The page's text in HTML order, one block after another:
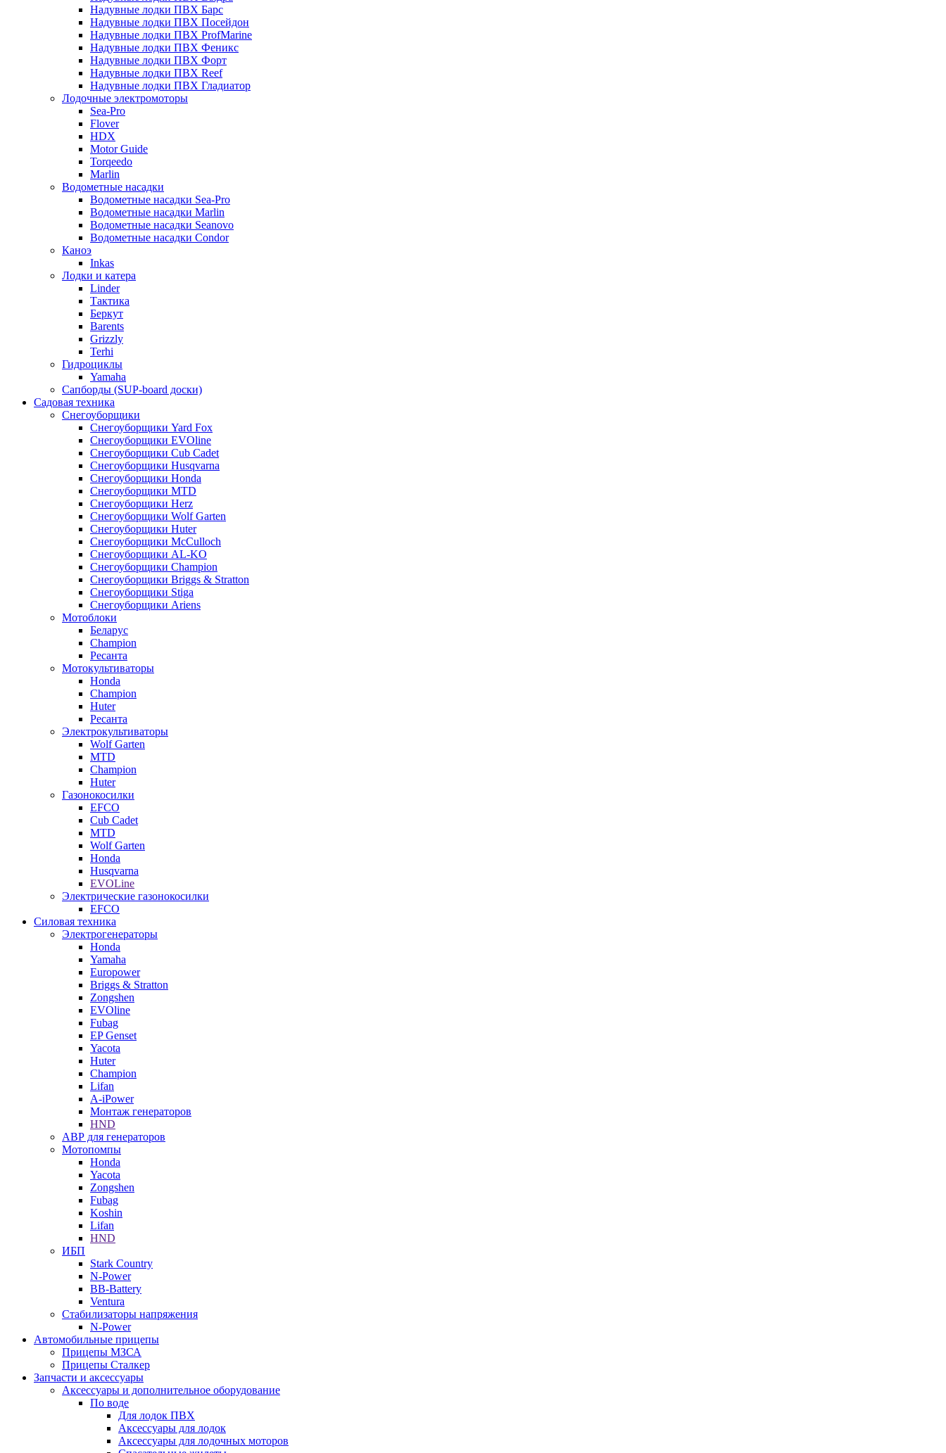
Надувные лодки ПВХ Барс
Надувные лодки ПВХ Посейдон
Надувные лодки ПВХ ProfMarine
Надувные лодки ПВХ Феникс
Надувные лодки ПВХ Форт
Надувные лодки ПВХ Reef
Надувные лодки ПВХ Гладиатор
Лодочные электромоторы
Sea-Pro
Flover
HDX
Motor Guide
Torqeedo
Marlin
Водометные насадки
Водометные насадки Sea-Pro
Водометные насадки Marlin
Водометные насадки Seanovo
Водометные насадки Condor
Каноэ
Inkas
Лодки и катера
Linder
Тактика
Беркут
Barents
Grizzly
Terhi
Гидроциклы
Yamaha
Сапборды (SUP-board доски)
Садовая техника
Снегоуборщики
Снегоуборщики Yard Fox
Снегоуборщики EVOline
Снегоуборщики Cub Cadet
Снегоуборщики Husqvarna
Снегоуборщики Honda
Снегоуборщики MTD
Снегоуборщики Herz
Снегоуборщики Wolf Garten
Снегоуборщики Huter
Снегоуборщики McCulloch
Снегоуборщики AL-KO
Снегоуборщики Champion
Снегоуборщики Briggs & Stratton
Снегоуборщики Stiga
Снегоуборщики Ariens
Мотоблоки
Беларус
Champion
Ресанта
Мотокультиваторы
Honda
Champion
Huter
Ресанта
Электрокультиваторы
Wolf Garten
MTD
Champion
Huter
Газонокосилки
EFCO
Cub Cadet
MTD
Wolf Garten
Honda
Husqvarna
EVOLine
Электрические газонокосилки
EFCO
Силовая техника
Электрогенераторы
Honda
Yamaha
Europower
Briggs & Stratton
Zongshen
EVOline
Fubag
EP Genset
Yacota
Huter
Champion
Lifan
A-iPower
Монтаж генераторов
HND
АВР для генераторов
Мотопомпы
Honda
Yacota
Zongshen
Fubag
Koshin
Lifan
HND
ИБП
Stark Country
N-Power
BB-Battery
Ventura
Стабилизаторы напряжения
N-Power
Автомобильные прицепы
Прицепы МЗСА
Прицепы Сталкер
Запчасти и аксессуары
Аксессуары и дополнительное оборудование
По воде
Для лодок ПВХ
Аксессуары для лодок
Аксессуары для лодочных моторов